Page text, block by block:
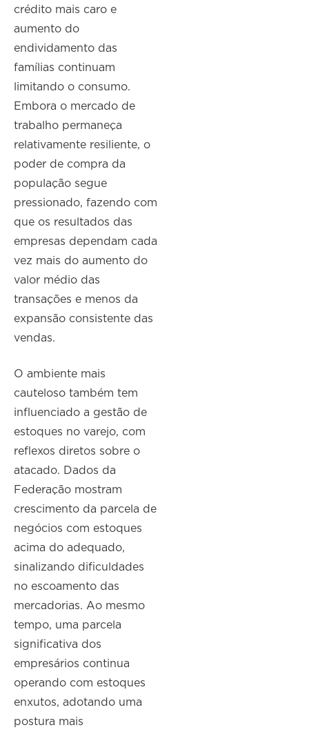
crédito mais caro e
aumento do
endividamento das
famílias continuam
limitando o consumo.
Embora o mercado de
trabalho permaneça
relativamente resiliente, o
poder de compra da
população segue
pressionado, fazendo com
que os resultados das
empresas dependam cada
vez mais do aumento do
valor médio das
transações e menos da
expansão consistente das
vendas.
O ambiente mais
cauteloso também tem
influenciado a gestão de
estoques no varejo, com
reflexos diretos sobre o
atacado. Dados da
Federação mostram
crescimento da parcela de
negócios com estoques
acima do adequado,
sinalizando dificuldades
no escoamento das
mercadorias. Ao mesmo
tempo, uma parcela
significativa dos
empresários continua
operando com estoques
enxutos, adotando uma
postura mais